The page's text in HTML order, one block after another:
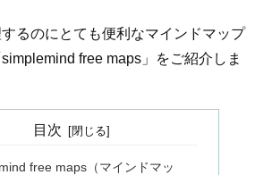
るのにとても便利なマインドマップ
free maps」をご紹介しま
目次
free maps（マインドマッ